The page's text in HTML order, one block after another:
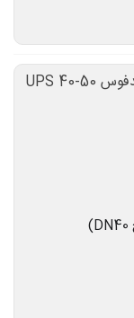
پمپ سیرکوله گراندفوس UPS 40-50